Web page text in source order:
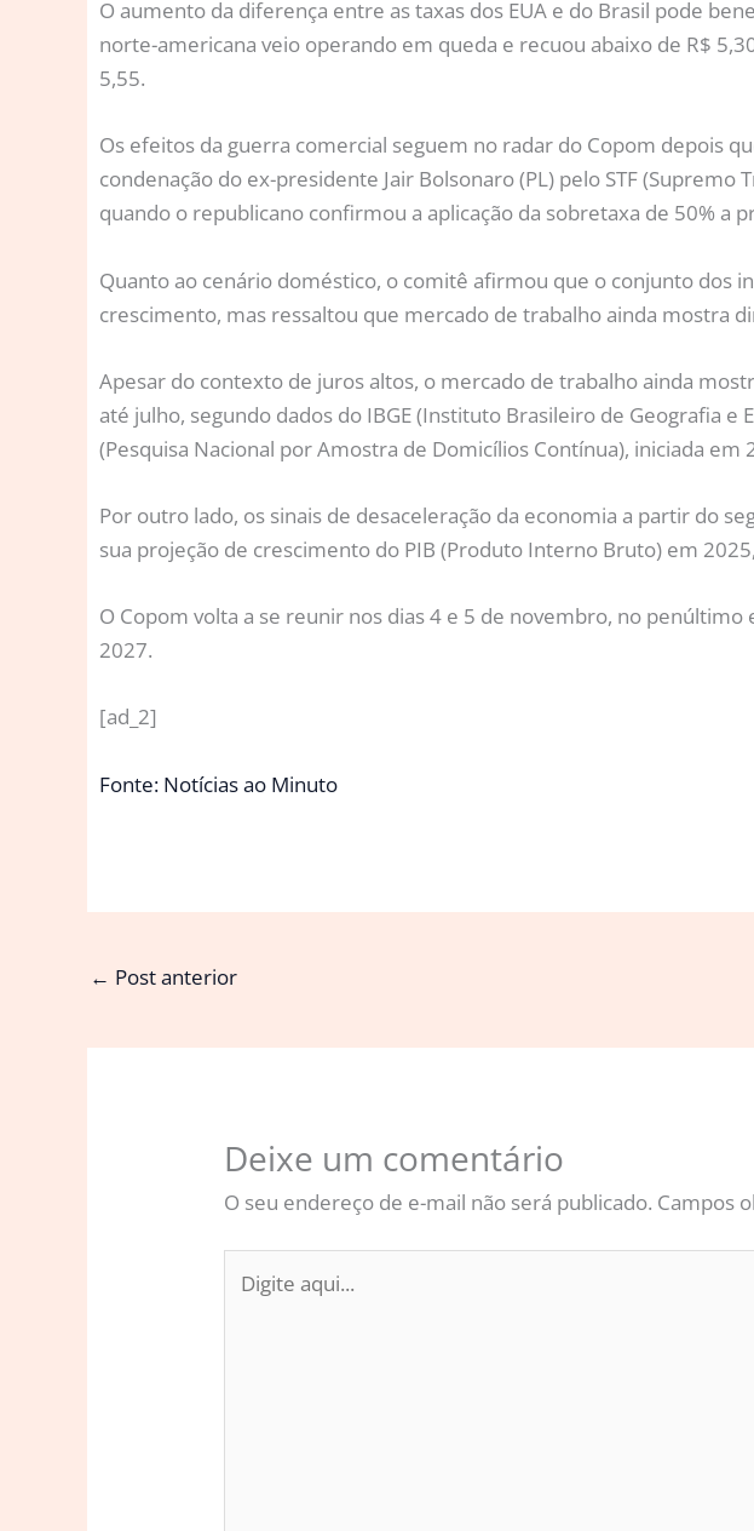
O aumento da diferença entre as taxas dos EUA e do Brasil pode
norte-americana veio operando em queda e recuou abaixo de R$
5,55.
Os efeitos da guerra comercial seguem no radar do Copom depois
condenação do ex-presidente Jair Bolsonaro (PL) pelo STF
quando o republicano confirmou a aplicação da sobretaxa de 50% a
Quanto ao cenário doméstico, o comitê afirmou que o conjunto dos
crescimento, mas ressaltou que mercado de trabalho ainda mostra
Apesar do contexto de juros altos, o mercado de trabalho ainda
até julho, segundo dados do IBGE (Instituto Brasileiro de Geografia
(Pesquisa Nacional por Amostra de Domicílios Contínua), iniciada em
Por outro lado, os sinais de desaceleração da economia a partir do
sua projeção de crescimento do PIB (Produto Interno Bruto) em
O Copom volta a se reunir nos dias 4 e 5 de novembro, no
2027.
[ad_2]
Fonte: Notícias ao Minuto
← Post anterior
Deixe um comentário
O seu endereço de e-mail não será publicado. Campos
aqui...